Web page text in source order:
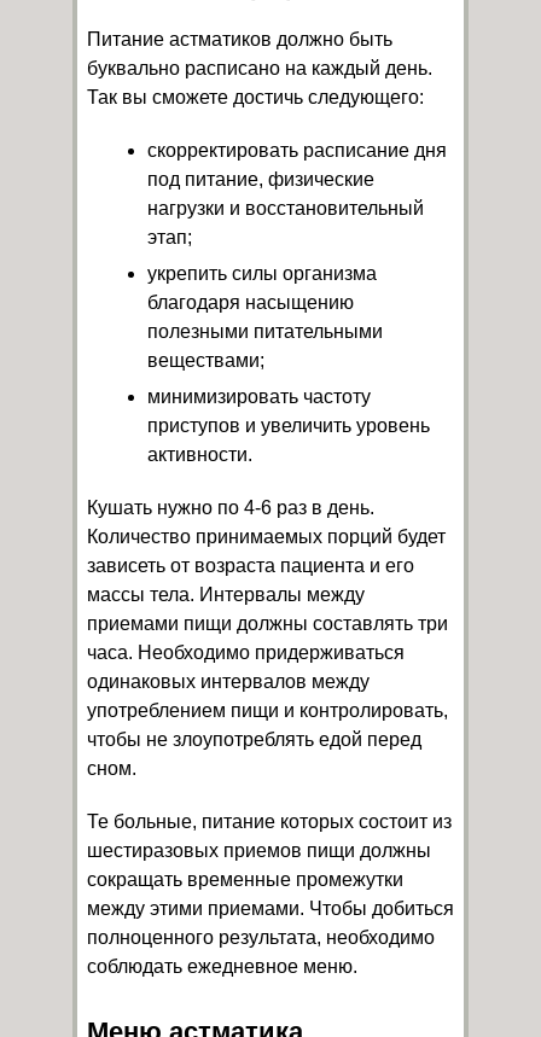
Питание астматиков должно быть
буквально расписано на каждый день.
Так вы сможете достичь следующего:
скорректировать расписание дня
под питание, физические
нагрузки и восстановительный
этап;
укрепить силы организма
благодаря насыщению
полезными питательными
веществами;
минимизировать частоту
приступов и увеличить уровень
активности.
Кушать нужно по 4-6 раз в день.
Количество принимаемых порций будет
зависеть от возраста пациента и его
массы тела. Интервалы между
приемами пищи должны составлять три
часа. Необходимо придерживаться
одинаковых интервалов между
употреблением пищи и контролировать,
чтобы не злоупотреблять едой перед
сном.
Те больные, питание которых состоит из
шестиразовых приемов пищи должны
сокращать временные промежутки
между этими приемами. Чтобы добиться
полноценного результата, необходимо
соблюдать ежедневное меню.